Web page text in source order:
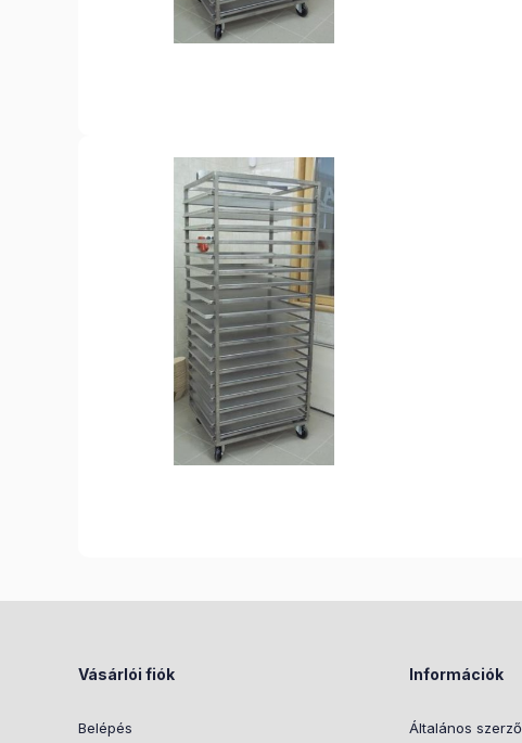
Vásárlói fiók
Belépés
Információk
Általános